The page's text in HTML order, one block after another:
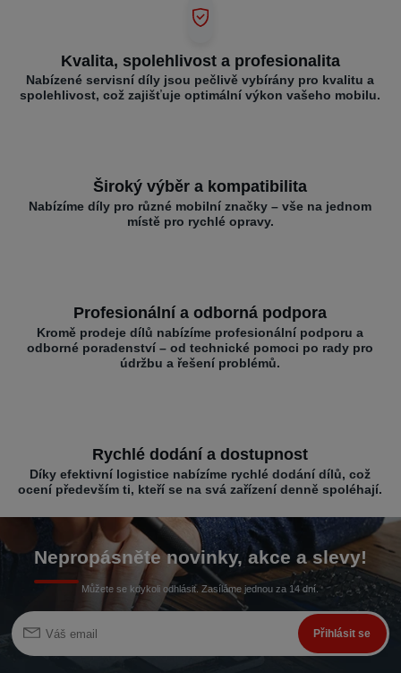
Kvalita, spolehlivost a profesionalita
Nabízené servisní díly jsou pečlivě vybírány pro kvalitu a
spolehlivost, což zajišťuje optimální výkon vašeho mobilu.
Široký výběr a kompatibilita
Nabízíme díly pro různé mobilní značky – vše na jednom
místě pro rychlé opravy.
Profesionální a odborná podpora
Kromě prodeje dílů nabízíme profesionální podporu a
odborné poradenství – od technické pomoci po rady pro
údržbu a řešení problémů.
Rychlé dodání a dostupnost
Díky efektivní logistice nabízíme rychlé dodání dílů, což
ocení především ti, kteří se na svá zařízení denně spoléhají.
Nepropásněte novinky, akce a slevy!
Můžete se kdykoli odhlásit. Zasíláme jednou za 14 dní.
Přihlásit se